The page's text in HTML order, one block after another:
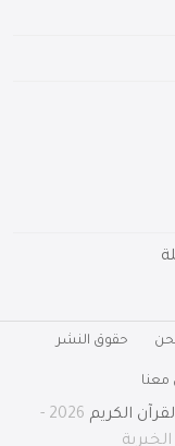
حقوق النشر
معنا
الكريم
2026 -